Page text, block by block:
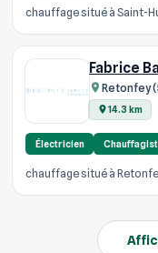
chauffage situé à Saint-
Fabrice
Retonfey
14.3 km
Électricien
chauffage situé à